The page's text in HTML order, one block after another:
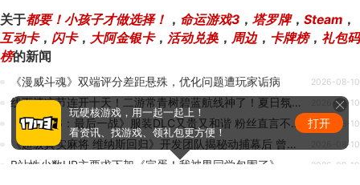
关于都要！小孩子才做选择！ ， 命运游戏3 ， 塔罗牌， Steam ，
互动卡， 闪卡， 大阿金银卡， 活动兑换， 周边， 卡牌榜， 礼包码
榜的新闻
《漫威斗魂》双端评分差距悬殊，优化问题遭玩家诟病 2026-08-10
线下清凉节连开十天！二游常青树碧蓝航线神了！夏日氛围最足的一集！ 2026-08-10
《死或生6：最后一战》服装DLC又贵又和谐 粉丝直言不如死了算了！ 2026-08-10
《超级真实麻将 维纳斯回归》开发团队揭秘动捕幕后 曾在办公室为艺术“献身” 2026-08-10
B站性少数UP主要求下架《完蛋！我被男同学包围了》 2026-08-10
玩硬核游戏，用一起一起上！
看资讯、找游戏、领礼包更方便！
打开